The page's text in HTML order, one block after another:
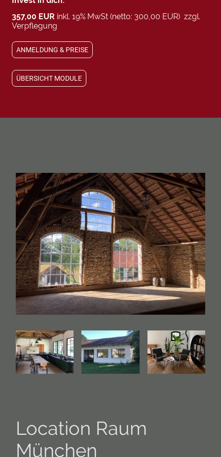
357,00 EUR inkl. 19% MwSt (netto: 300,00 EUR) zzgl.
Verpflegung
ANMELDUNG & PREISE
ÜBERSICHT MODULE
Location Raum
München